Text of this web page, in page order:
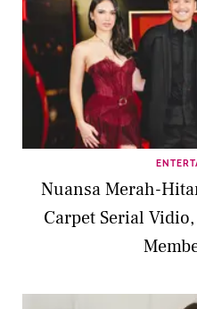
Nuansa Merah-
Carpet Serial